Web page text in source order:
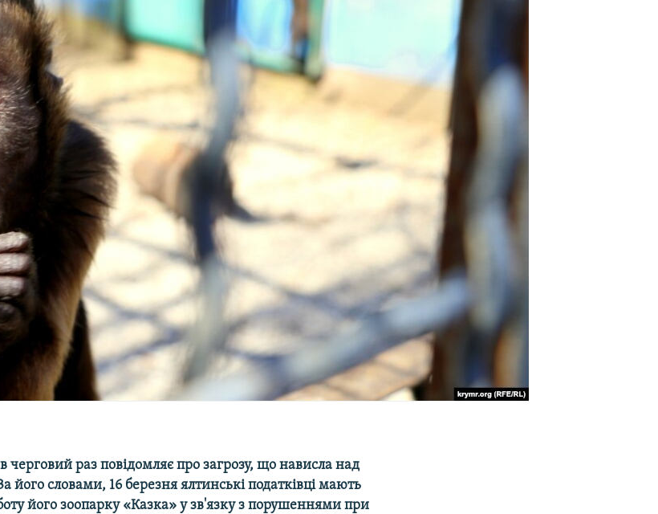
черговий раз повідомляє про загрозу, що нависла над
його словами, 16 березня ялтинські податківці мають
його зоопарку «Казка» у зв'язку з порушеннями при